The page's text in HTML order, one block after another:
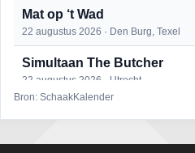
Mat op ‘t Wad
22 augustus 2026 · Den Burg, Texel
Simultaan The Butcher
22 augustus 2026 · Utrecht
Bron: SchaakKalender